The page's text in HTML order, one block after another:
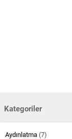
Kategoriler
Aydınlatma (7)